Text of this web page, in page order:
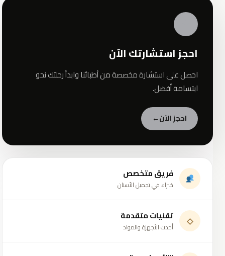
احجز استشارتك الآن
احصل على استشارة مخصصة من أطبائنا وابدأ رحلتك نحو
ابتسامة أفضل.
احجز الآن←
فريق متخصص
خبراء في تجميل الأسنان
◇ تقنيات متقدمة
أحدث الأجهزة والمواد